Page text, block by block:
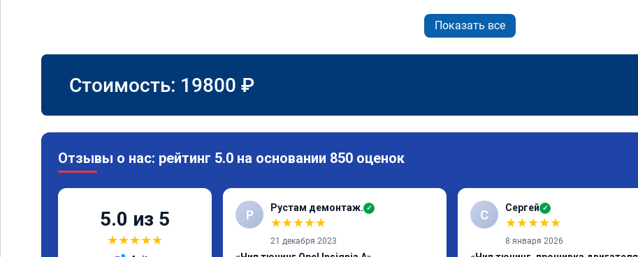
Показать все
Стоимость: 19800 ₽
Отзывы о нас: рейтинг 5.0 на основании 850 оценок
5.0 из 5
★★★★★
Р Рустам демонтаж. ✓
★★★★★
21 декабря 2023
С Сергей ✓
★★★★★
8 января 2026